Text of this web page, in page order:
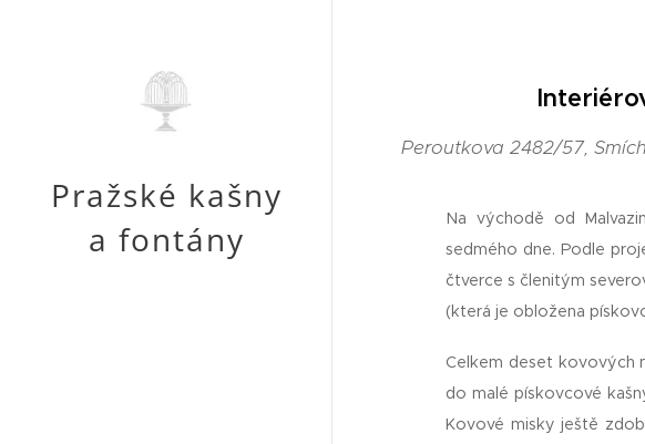
Pražské kašny
a fontány
Peroutkova 2482/57,
Na východě od
sedmého dne. Podle
čtverce s členitým
(která je obložena
Celkem deset kovových
do malé pískovcové
Kovové misky ještě